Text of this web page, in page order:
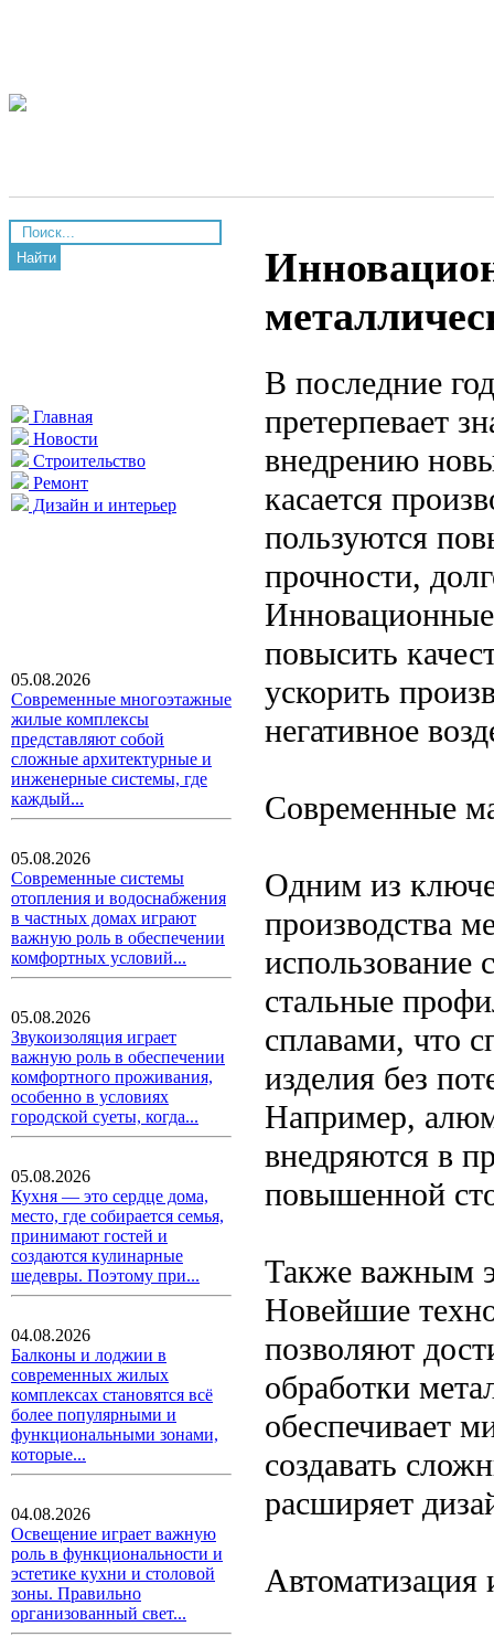
Найти
Главная
Новости
Строительство
Ремонт
Дизайн и интерьер
05.08.2026
Современные многоэтажные
жилые комплексы
представляют собой
сложные архитектурные и
инженерные системы, где
каждый...
05.08.2026
Современные системы
отопления и водоснабжения
в частных домах играют
важную роль в обеспечении
комфортных условий...
05.08.2026
Звукоизоляция играет
важную роль в обеспечении
комфортного проживания,
особенно в условиях
городской суеты, когда...
05.08.2026
Кухня — это сердце дома,
место, где собирается семья,
принимают гостей и
создаются кулинарные
шедевры. Поэтому при...
04.08.2026
Балконы и лоджии в
современных жилых
комплексах становятся всё
более популярными и
функциональными зонами,
которые...
04.08.2026
Освещение играет важную
роль в функциональности и
эстетике кухни и столовой
зоны. Правильно
организованный свет...
В последние
претерпевает
внедрению
касается
пользуются
прочности,
Инновационные
повысить
ускорить
негативное
Современные
Одним из
производства
использование
стальные
сплавами, что
изделия без
Например,
внедряются в
повышенной
Также важным
Новейшие
позволяют
обработки
обеспечивает
создавать
расширяет
Автоматизация